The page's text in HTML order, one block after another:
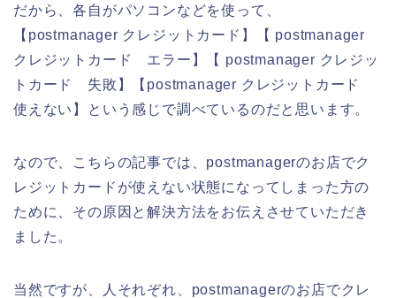
だから、各自がパソコンなどを使って、
【postmanager クレジットカード】【 postmanager
クレジットカード エラー】【 postmanager クレジッ
トカード 失敗】【postmanager クレジットカード
使えない】という感じで調べているのだと思います。
なので、こちらの記事では、postmanagerのお店でク
レジットカードが使えない状態になってしまった方の
ために、その原因と解決方法をお伝えさせていただき
ました。
当然ですが、人それぞれ、postmanagerのお店でクレ